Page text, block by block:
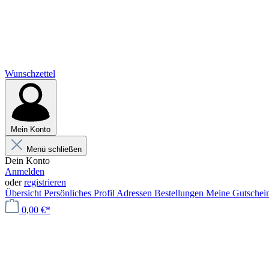
Wunschzettel
Mein Konto
Menü schließen
Dein Konto
Anmelden
oderregistrieren
Übersicht Persönliches Profil Adressen Bestellungen Meine
0,00 €*